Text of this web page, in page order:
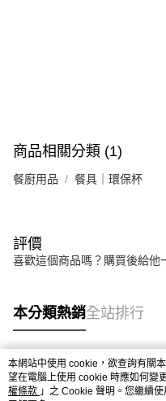
商品相關分類 (1)
餐廚用品 餐具｜環保杯
評價
喜歡這個商品嗎？購買後給他
本分類熱銷全站排行
熱門標籤
本網站中使用 cookie，欲查詢有關
望在電腦上使用 cookie 時應如何變
權條款 」之 Cookie 聲明。您繼續